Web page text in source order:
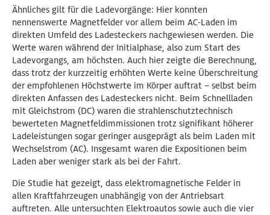
Ähnliches gilt für die Ladevorgänge: Hier konnten
nennenswerte Magnetfelder vor allem beim AC-Laden im
direkten Umfeld des Ladesteckers nachgewiesen werden. Die
Werte waren während der Initialphase, also zum Start des
Ladevorgangs, am höchsten. Auch hier zeigte die Berechnung,
dass trotz der kurzzeitig erhöhten Werte keine Überschreitung
der empfohlenen Höchstwerte im Körper auftrat – selbst beim
direkten Anfassen des Ladesteckers nicht. Beim Schnellladen
mit Gleichstrom (DC) waren die strahlenschutztechnisch
bewerteten Magnetfeldimmissionen trotz signifikant höherer
Ladeleistungen sogar geringer ausgeprägt als beim Laden mit
Wechselstrom (AC). Insgesamt waren die Expositionen beim
Laden aber weniger stark als bei der Fahrt.
Die Studie hat gezeigt, dass elektromagnetische Felder in
allen Kraftfahrzeugen unabhängig von der Antriebsart
auftreten. Alle untersuchten Elektroautos sowie auch die vier